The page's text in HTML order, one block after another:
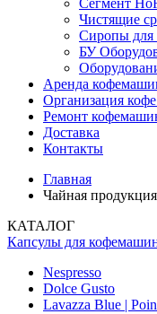
Сегмент
Чистящие
Сиропы для
БУ
Аренда
Организация
Ремонт
Доставка
Контакты
Главная
Чайная продукция
КАТАЛОГ
Капсулы для
Nespresso
Dolce Gusto
Lavazza Blue |